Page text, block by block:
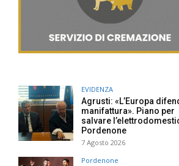
EVIDENZA
Agrusti: «L’Europa
manifattura». Piano per
salvare
Pordenone
7 Agosto 2026
Pordenone